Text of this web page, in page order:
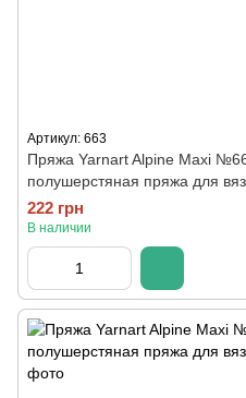
Артикул: 663
Пряжа Yarnart Alpine Maxi
полушерстяная пряжа для
222 грн
В наличии